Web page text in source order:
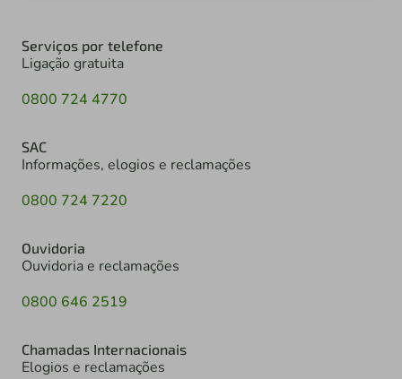
Serviços por telefone
Ligação gratuita
0800 724 4770
SAC
Informações, elogios e reclamações
0800 724 7220
Ouvidoria
Ouvidoria e reclamações
0800 646 2519
Chamadas Internacionais
Elogios e reclamações